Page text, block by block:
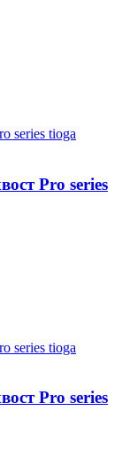
Pro series
Pro series